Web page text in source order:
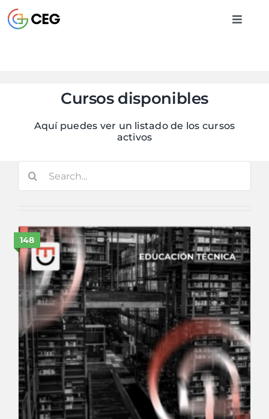
al
contenido
Toggle
CONTACTO
ENTRAR
Cursos disponibles
Aquí puedes ver un listado de los cursos
activos
148